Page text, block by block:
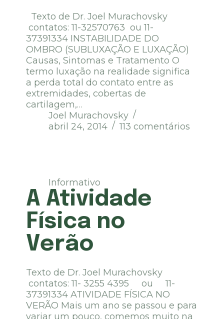
Texto de Dr. Joel Murachovsky
contatos: 11-32570763 ou 11-
37391334 INSTABILIDADE DO
OMBRO (SUBLUXAÇÃO E LUXAÇÃO)
Causas, Sintomas e Tratamento O
termo luxação na realidade significa
a perda total do contato entre as
extremidades, cobertas de
cartilagem,…
Joel Murachovsky
abril 24, 2014
113 comentários
Informativo
A Atividade
Física no
Verão
Texto de Dr. Joel Murachovsky
contatos: 11- 3255 4395 ou 11-
37391334 ATIVIDADE FÍSICA NO
VERÃO Mais um ano se passou e para
variar um pouco, comemos muito na